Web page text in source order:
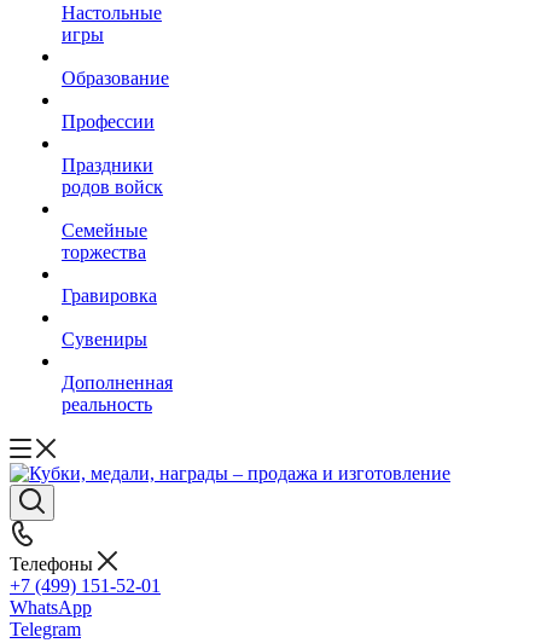
Настольные
игры
Образование
Профессии
Праздники
родов войск
Семейные
торжества
Гравировка
Сувениры
Дополненная
реальность
Телефоны
+7 (499) 151-52-01
WhatsApp
Telegram